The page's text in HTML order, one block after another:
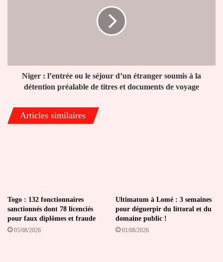
soumis
préalable
de
Niger : l’entrée ou le séjour d’un étranger soumis à la
détention préalable de titres et documents de voyage
Articles similaires
Togo : 132 fonctionnaires
sanctionnés dont 78 licenciés
pour faux diplômes et fraude
05/08/2026
Ultimatum à Lomé : 3 semaines
pour déguerpir du littoral et du
domaine public !
01/08/2026